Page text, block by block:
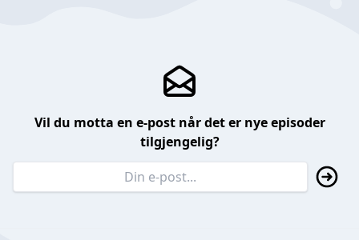
Vil du motta en e-post når det er nye episoder
tilgjengelig?